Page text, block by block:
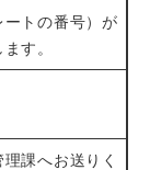
ートの番号）が
す。
課へお送りく